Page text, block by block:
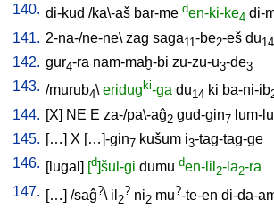
140. di-kud /ka\-aš bar-me den-ki-ke4 di-
141. 2-na-/ne-ne\ zag saga11 -be2-eš du14
142. gur4-ra nam-maḫ-bi zu-zu-u3-de3
143. /murub4\ eridugki-ga du14 ki ba-ni-ib
144. [X] NE E za-/pa\-aĝ2 gud-gin7 lum-
145. […] X […]-gin7 kušum i3-tag-tag-ge
146. [lugal ] [d]šul-gi dumu den-lil 2-la2-ra
147. […] /saĝ?\ il 2
? ni2 mu?-te-en di-da-